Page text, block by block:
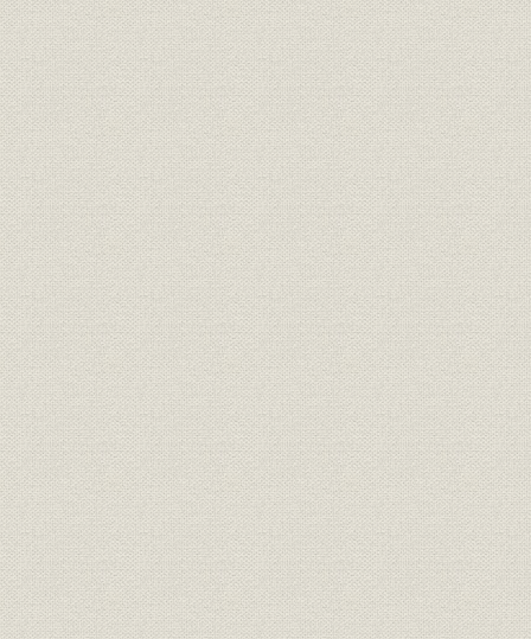
技術
「モートルの明電」から「パワ
ートロニクスの明電」へ 1972●
昭和47年→平成元年●1989
昭和46年
(1972年)
技術
「モートルの明電」から「パワ
ートロニクスの明電」へ 1972●
昭和47年→平成元年●1989
昭和51年
(1989年)